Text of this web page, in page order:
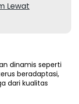
Lewat
dinamis seperti
beradaptasi,
dari kualitas